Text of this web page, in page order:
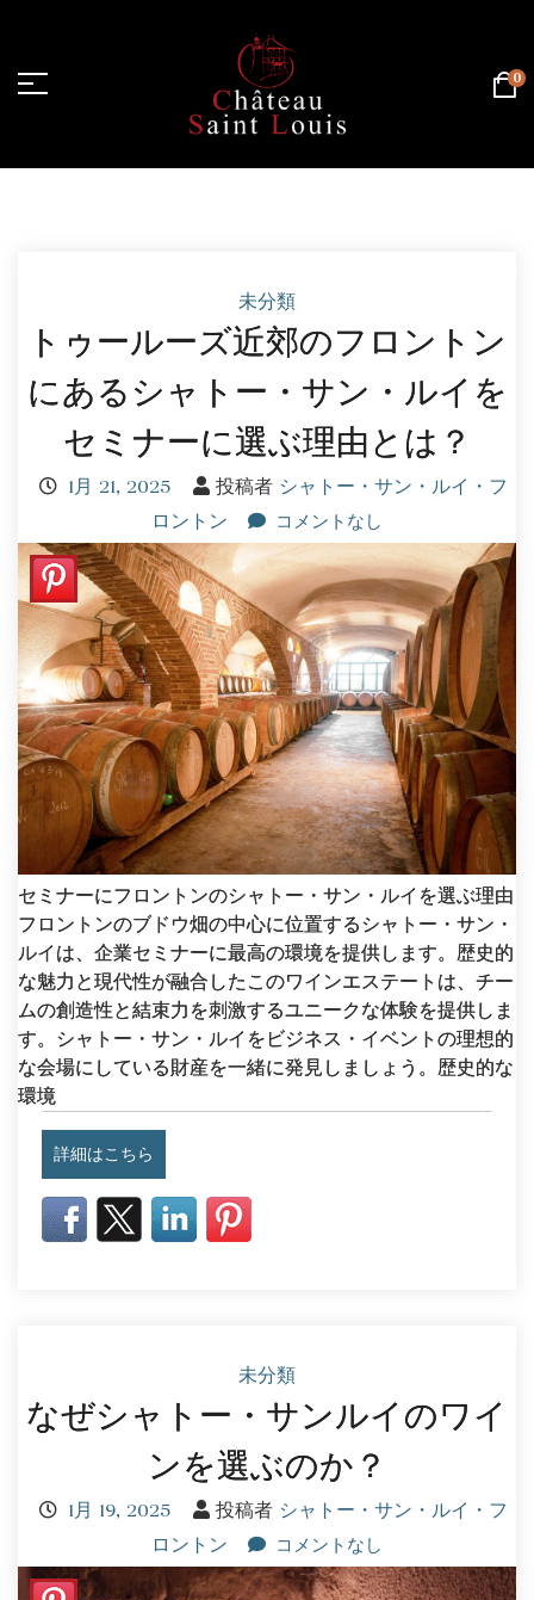
0
ホームページ /未分類
未分類
トゥールーズ近郊のフロントン
にあるシャトー・サン・ルイを
セミナーに選ぶ理由とは？
1月 21, 2025 投稿者 シャトー・サン・ルイ・フ
ロントン
コメントなし
セミナーにフロントンのシャトー・サン・ルイを選ぶ理由
フロントンのブドウ畑の中心に位置するシャトー・サン・
ルイは、企業セミナーに最高の環境を提供します。歴史的
な魅力と現代性が融合したこのワインエステートは、チー
ムの創造性と結束力を刺激するユニークな体験を提供しま
す。シャトー・サン・ルイをビジネス・イベントの理想的
な会場にしている財産を一緒に発見しましょう。歴史的な
環境
詳細はこちら
未分類
なぜシャトー・サンルイのワイ
ンを選ぶのか？
1月 19, 2025 投稿者 シャトー・サン・ルイ・フ
ロントン
コメントなし